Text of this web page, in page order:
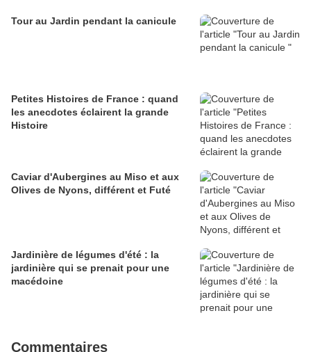
Tour au Jardin pendant la canicule
Petites Histoires de France : quand
les anecdotes éclairent la grande
Histoire
Caviar d'Aubergines au Miso et aux
Olives de Nyons, différent et Futé
Jardinière de légumes d'été : la
jardinière qui se prenait pour une
macédoine
Commentaires